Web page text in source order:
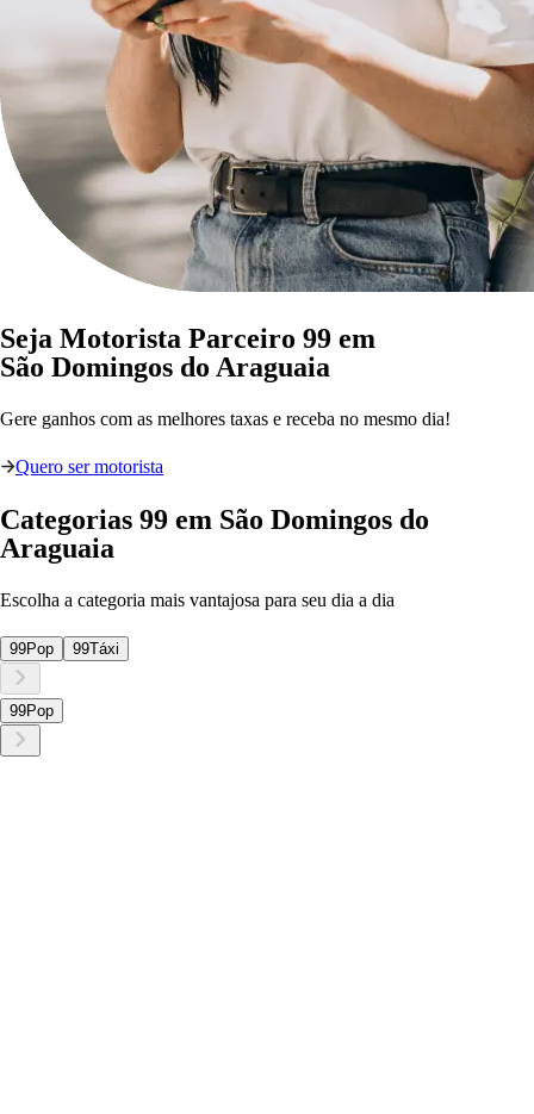
Seja Motorista Parceiro 99 em
São Domingos do Araguaia
Gere ganhos com as melhores taxas e receba no mesmo dia!
Quero ser motorista
Categorias 99 em São Domingos do
Araguaia
Escolha a categoria mais vantajosa para seu dia a dia
99Pop 99Táxi
99Pop